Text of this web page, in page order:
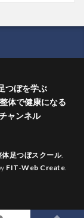
つぼを学ぶ
整体で健康になる
ャンネル
足つぼスクール.
FIT-Web Create.